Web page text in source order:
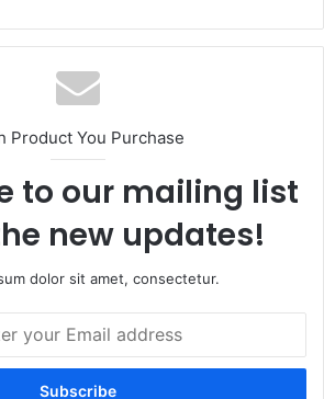
Product You Purchase
to our mailing list
new updates!
dolor sit amet, consectetur.